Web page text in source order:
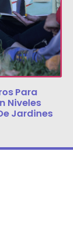
Para
Niveles
Jardines